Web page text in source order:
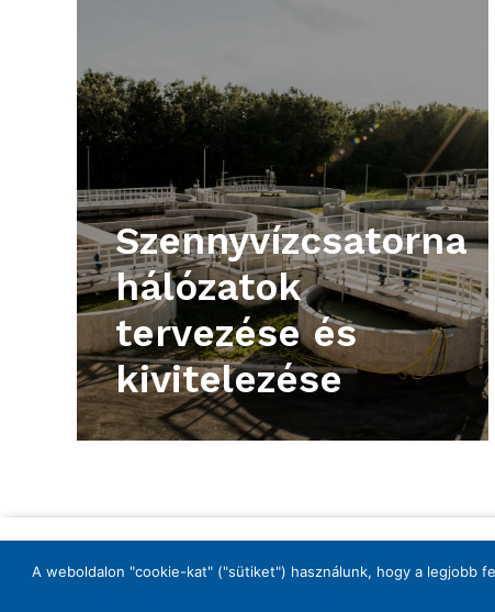
Szennyvízcsatorna
hálózatok
tervezése és
kivitelezése
A weboldalon "cookie-kat" ("sütiket") használunk, hogy a legjobb